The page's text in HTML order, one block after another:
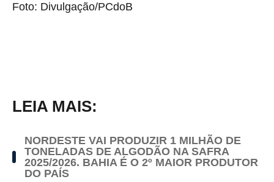
Foto: Divulgação/PCdoB
LEIA MAIS:
NORDESTE VAI PRODUZIR 1 MILHÃO DE
TONELADAS DE ALGODÃO NA SAFRA
2025/2026. BAHIA É O 2º MAIOR PRODUTOR
DO PAÍS